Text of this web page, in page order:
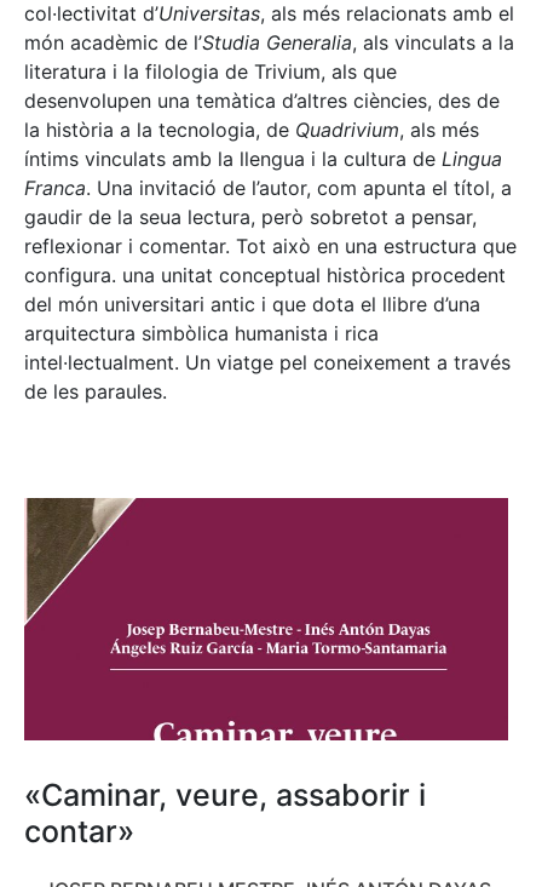
col·lectivitat d’Universitas, als més relacionats amb el
món acadèmic de l’Studia Generalia, als vinculats a la
literatura i la filologia de Trivium, als que
desenvolupen una temàtica d’altres ciències, des de
la història a la tecnologia, de Quadrivium, als més
íntims vinculats amb la llengua i la cultura de Lingua
Franca. Una invitació de l’autor, com apunta el títol, a
gaudir de la seua lectura, però sobretot a pensar,
reflexionar i comentar. Tot això en una estructura que
configura. una unitat conceptual històrica procedent
del món universitari antic i que dota el llibre d’una
arquitectura simbòlica humanista i rica
intel·lectualment. Un viatge pel coneixement a través
de les paraules.
«Caminar, veure, assaborir i
contar»